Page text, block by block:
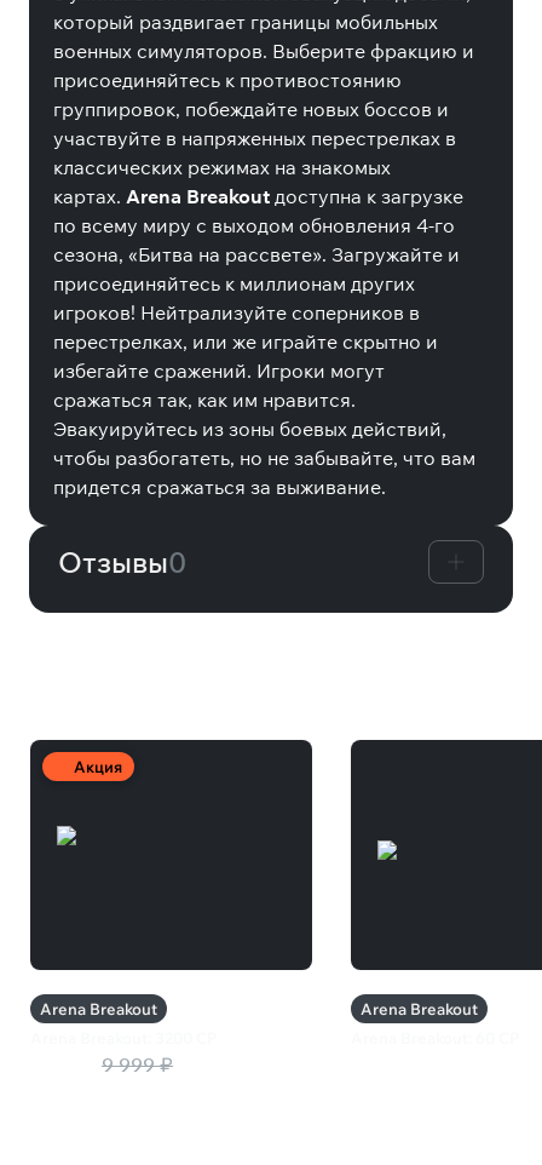
который раздвигает границы мобильных
военных симуляторов. Выберите фракцию и
присоединяйтесь к противостоянию
группировок, побеждайте новых боссов и
участвуйте в напряженных перестрелках в
классических режимах на знакомых
картах. Arena Breakout доступна к загрузке
по всему миру с выходом обновления 4-го
сезона, «Битва на рассвете». Загружайте и
присоединяйтесь к миллионам других
игроков! Нейтрализуйте соперников в
перестрелках, или же играйте скрытно и
избегайте сражений. Игроки могут
сражаться так, как им нравится.
Эвакуируйтесь из зоны боевых действий,
чтобы разбогатеть, но не забывайте, что вам
придется сражаться за выживание.
Отзывы0
Акция
Arena Breakout
9 999 ₽
Arena Breakout